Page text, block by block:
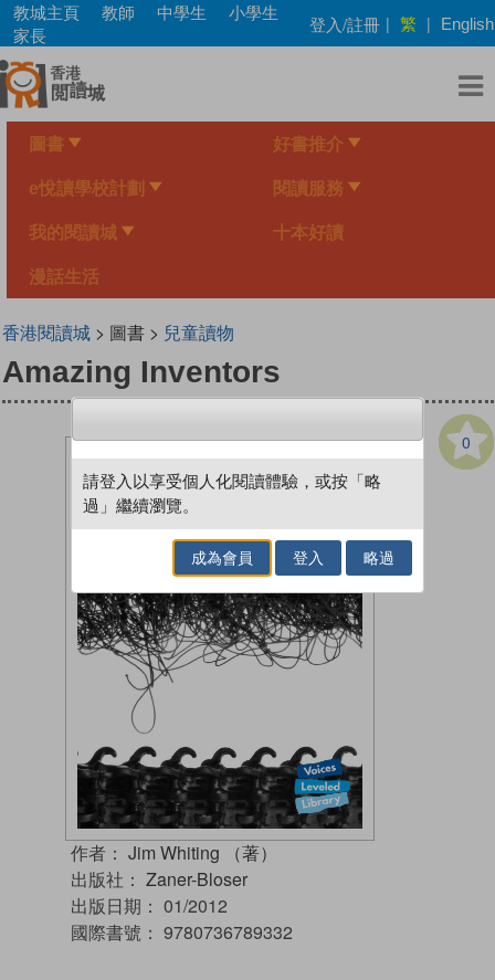
Skip
main
content
教城主頁 教師 中學生
小學生
家長
登入/註冊 | 繁 | English
圖書 好書推介
e悅讀學校計劃 閱讀服務
我的閱讀城 十本好讀
漫話生活
香港閱讀城> 圖書 > 兒童讀物
Amazing Inventors
0
作者： Jim Whiting （著）
出版社： Zaner-Bloser
出版日期： 01/2012
國際書號： 9780736789332
請登入以享受個人化閱讀體驗，或按「略
過」繼續瀏覽。
成為會員 登入 略過